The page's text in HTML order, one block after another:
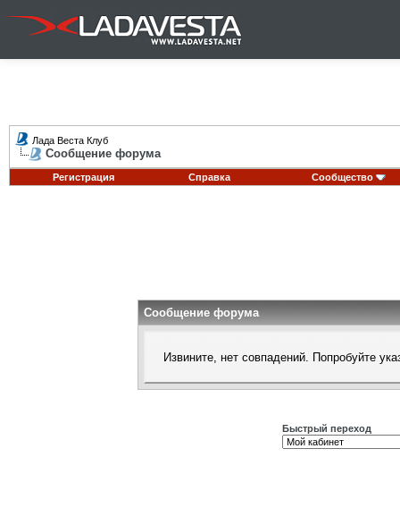
Лада Веста Клуб
Сообщение форума
Регистрация Справка Сообщество
Сообщение форума
Извините, нет совпадений. Попробуйте
Быстрый переход